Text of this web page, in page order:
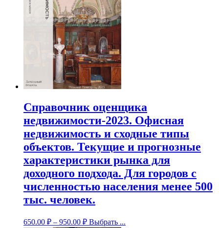
Справочник оценщика
недвижимости-2023. Офисная
недвижимость и сходные типы
объектов. Текущие и прогнозные
характеристики рынка для
доходного подхода. Для городов с
численностью населения менее 500
тыс. человек.
650.00 ₽ – 950.00 ₽ Выбрать ...